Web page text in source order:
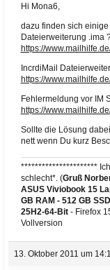
Hi Mona6,
dazu finden sich einige
Dateierweiterung .ima
https://
IncrdiMail
https://
Fehlermeldung vor IM
https://
Sollte die Lösung
nett wenn Du kurz
**********************
schlecht*. (Gruß
ASUS Viviobook 15
GB RAM - 512 GB
25H2-64-Bit- Firefox
Vollversion
13. Oktober 2011 um